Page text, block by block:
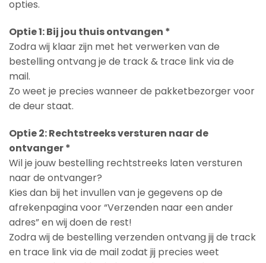
opties.
Optie 1: Bij jou thuis ontvangen *
Zodra wij klaar zijn met het verwerken van de
bestelling ontvang je de track & trace link via de
mail.
Zo weet je precies wanneer de pakketbezorger voor
de deur staat.
Optie 2: Rechtstreeks versturen naar de
ontvanger *
Wil je jouw bestelling rechtstreeks laten versturen
naar de ontvanger?
Kies dan bij het invullen van je gegevens op de
afrekenpagina voor “Verzenden naar een ander
adres” en wij doen de rest!
Zodra wij de bestelling verzenden ontvang jij de track
en trace link via de mail zodat jij precies weet